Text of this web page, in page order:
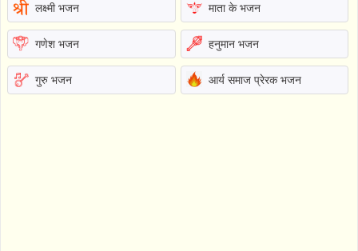
लक्ष्मी भजन माता के भजन
गणेश भजन हनुमान भजन
गुरु भजन आर्य समाज प्रेरक भजन